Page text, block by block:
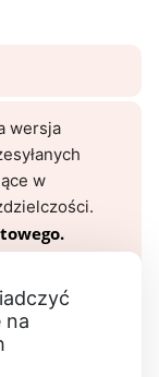
na
wersja
w
w trybie